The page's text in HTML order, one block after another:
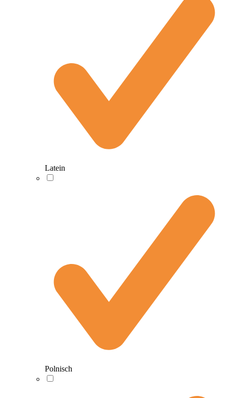
Latein
Polnisch